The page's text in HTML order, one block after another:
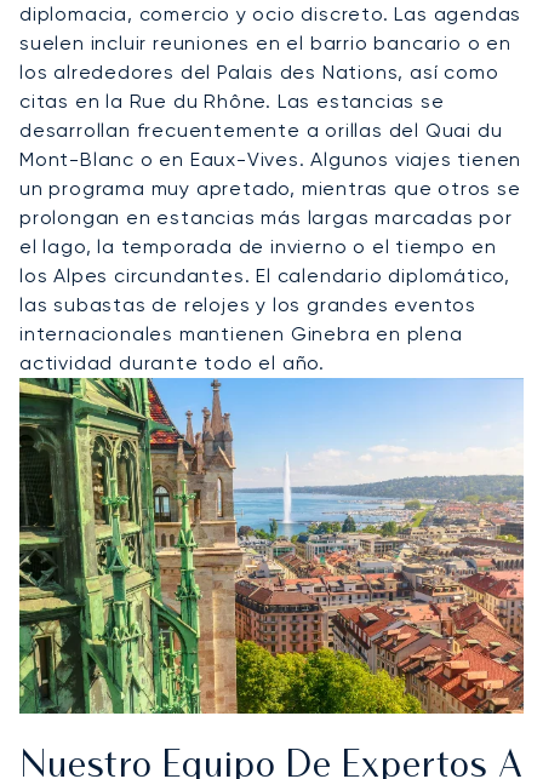
diplomacia, comercio y ocio discreto. Las agendas
suelen incluir reuniones en el barrio bancario o en
los alrededores del Palais des Nations, así como
citas en la Rue du Rhône. Las estancias se
desarrollan frecuentemente a orillas del Quai du
Mont-Blanc o en Eaux-Vives. Algunos viajes tienen
un programa muy apretado, mientras que otros se
prolongan en estancias más largas marcadas por
el lago, la temporada de invierno o el tiempo en
los Alpes circundantes. El calendario diplomático,
las subastas de relojes y los grandes eventos
internacionales mantienen Ginebra en plena
actividad durante todo el año.
Nuestro Equipo De Expertos A